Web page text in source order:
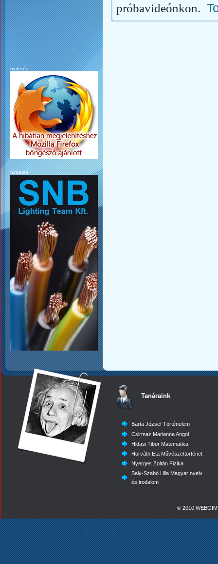
hirdetés
hirdetés
próbavideónkon.
Tanáraink
Barta József Történelem
Csirmaz Marianna Angol
Hidasi Tibor Matematika
Horváth Eta Művészettörténet
Nyerges Zoltán Fizika
Saly-Szabó Lilla Magyar nyelv
és irodalom
© 2010